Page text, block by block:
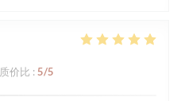
质价比 : 5/5